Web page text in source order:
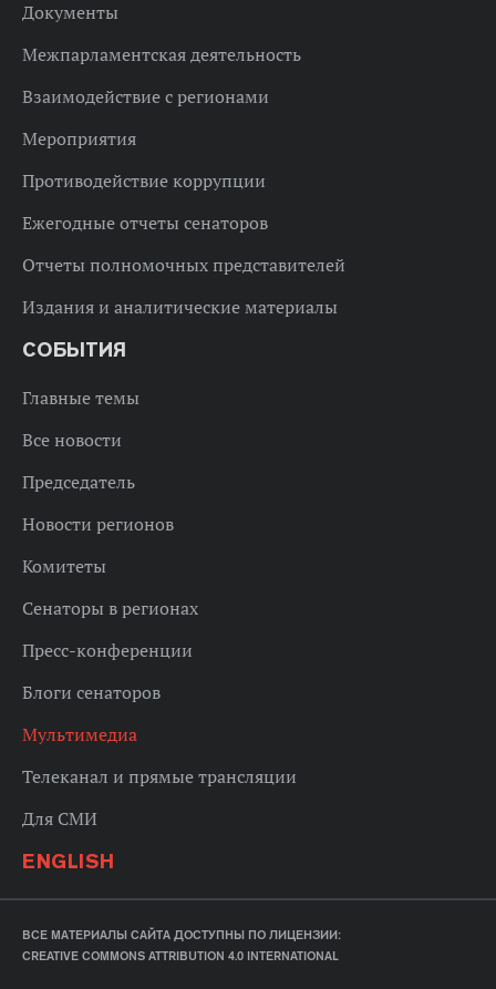
Документы
Межпарламентская деятельность
Взаимодействие с регионами
Мероприятия
Противодействие коррупции
Ежегодные отчеты сенаторов
Отчеты полномочных представителей
Издания и аналитические материалы
СОБЫТИЯ
Главные темы
Все новости
Председатель
Новости регионов
Комитеты
Сенаторы в регионах
Пресс-конференции
Блоги сенаторов
Мультимедиа
Телеканал и прямые трансляции
Для СМИ
ENGLISH
ВСЕ МАТЕРИАЛЫ САЙТА ДОСТУПНЫ ПО ЛИЦЕНЗИИ:
CREATIVE COMMONS ATTRIBUTION 4.0 INTERNATIONAL